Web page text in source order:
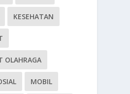
KESEHATAN
OLAHRAGA
MOBIL